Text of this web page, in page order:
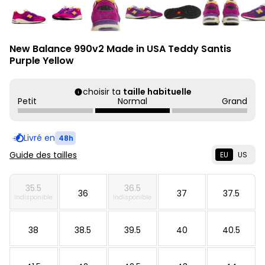
New Balance 990v2 Made in USA Teddy Santis
Purple Yellow
choisir ta taille habituelle
Petit
Normal Grand
Livré en 48h
Guide des tailles EU US
35.5
Indisponible 36 36.5
Indisponible 37 37.5
38 38.5 39.5 40 40.5